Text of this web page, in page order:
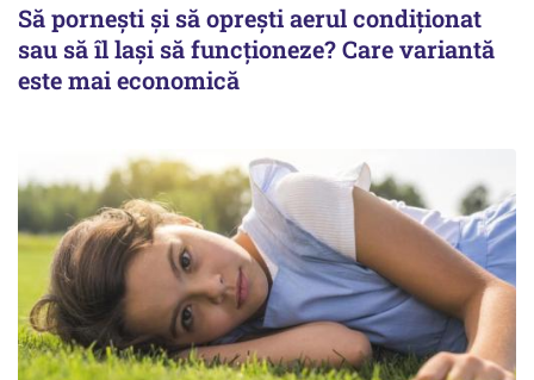
Să pornești și să oprești aerul condiționat
sau să îl lași să funcționeze? Care variantă
este mai economică